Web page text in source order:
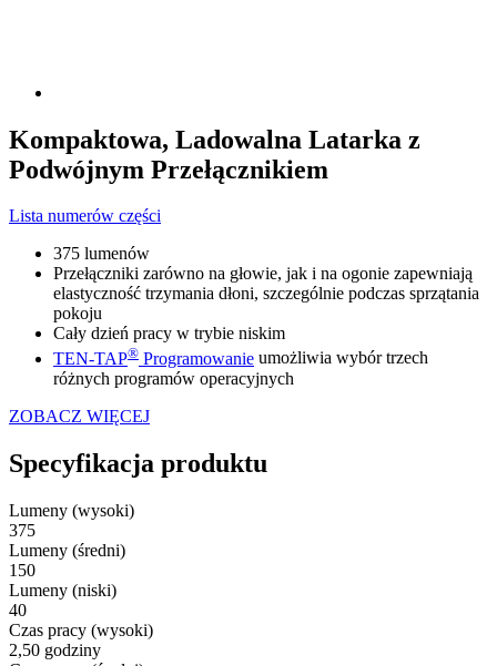
Kompaktowa, Ladowalna Latarka z
Podwójnym Przełącznikiem
Lista numerów części
375 lumenów
Przełączniki zarówno na głowie, jak i na ogonie zapewniają
elastyczność trzymania dłoni, szczególnie podczas sprzątania
pokoju
Cały dzień pracy w trybie niskim
TEN-TAP® Programowanie umożliwia wybór trzech
różnych programów operacyjnych
ZOBACZ WIĘCEJ
Specyfikacja produktu
Lumeny (wysoki)
375
Lumeny (średni)
150
Lumeny (niski)
40
Czas pracy (wysoki)
2,50 godziny